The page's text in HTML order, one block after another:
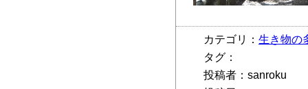
カテゴリ： 生き物の
タグ：
投稿者：sanroku